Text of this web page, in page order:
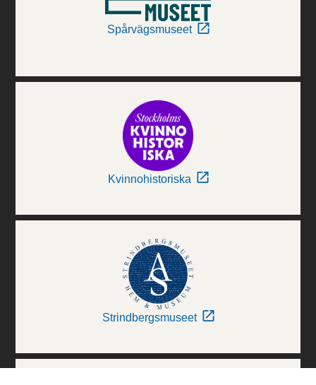
Spårvägsmuseet
Kvinnohistoriska
Strindbergsmuseet